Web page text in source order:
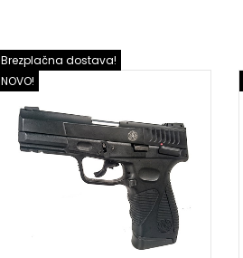
NOVO!
Brezplačna dostava!